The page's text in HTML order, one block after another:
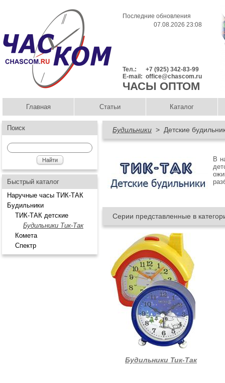
Последние обновления
07.08.2026 23:08
Тел.:
+7 (925) 342-83-99
E-mail: office@chascom.ru
ЧАСЫ ОПТОМ
Главная Статьи Каталог
Поиск
Быстрый каталог
Наручные часы ТИК-ТАК
Будильники
ТИК-ТАК детские
Будильники Тик-Так
Комета
Спектр
Будильники > Детские
В
Серии представленные в
Будильники Тик-Так